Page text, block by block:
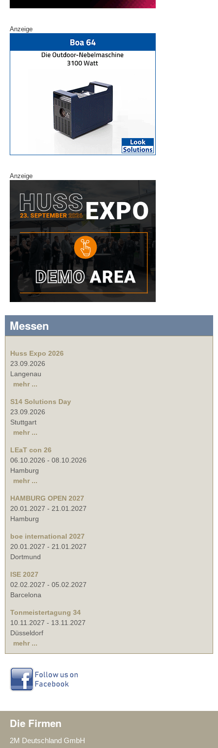
Anzeige
Anzeige
Messen
Huss Expo 2026
23.09.2026
Langenau
mehr ...
S14 Solutions Day
23.09.2026
Stuttgart
mehr ...
LEaT con 26
06.10.2026 - 08.10.2026
Hamburg
mehr ...
HAMBURG OPEN 2027
20.01.2027 - 21.01.2027
Hamburg
boe international 2027
20.01.2027 - 21.01.2027
Dortmund
ISE 2027
02.02.2027 - 05.02.2027
Barcelona
Tonmeistertagung 34
10.11.2027 - 13.11.2027
Düsseldorf
mehr ...
Die Firmen
2M Deutschland GmbH